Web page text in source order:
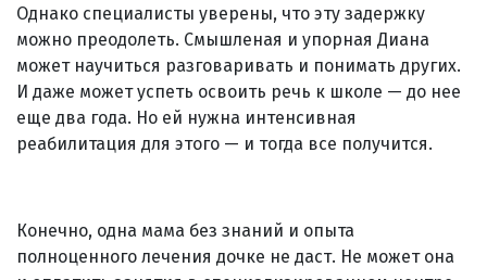
Однако специалисты уверены, что эту задержку
можно преодолеть. Смышленая и упорная Диана
может научиться разговаривать и понимать других.
И даже может успеть освоить речь к школе — до нее
еще два года. Но ей нужна интенсивная
реабилитация для этого — и тогда все получится.
Конечно, одна мама без знаний и опыта
полноценного лечения дочке не даст. Не может она